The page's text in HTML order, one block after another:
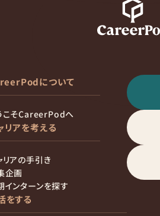
について
こそCareerPodへ
リアを考える
リアの手引き
企画
インターンを探す
をする